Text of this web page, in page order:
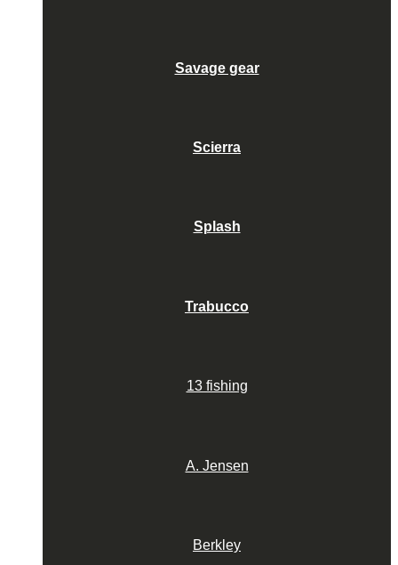
Savage gear
Scierra
Splash
Trabucco
13 fishing
A. Jensen
Berkley